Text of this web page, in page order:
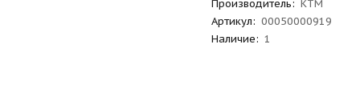
Производитель: KTM
Артикул: 00050000919
Наличие: 1